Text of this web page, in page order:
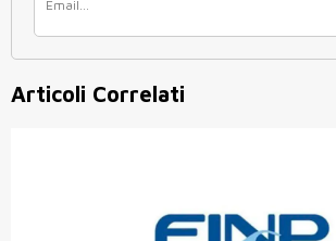
Articoli Correlati